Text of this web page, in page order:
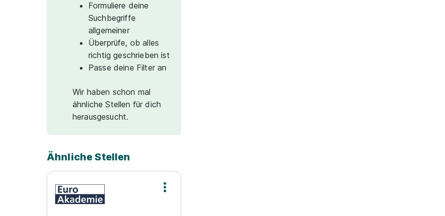
Formuliere deine
Suchbegriffe
allgemeiner
Überprüfe, ob alles
richtig geschrieben ist
Passe deine Filter an
Wir haben schon mal
ähnliche Stellen für dich
herausgesucht.
Ähnliche Stellen